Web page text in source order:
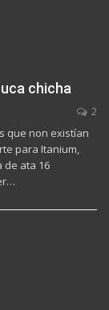
chicha
2
que non existían
para Itanium,
de ata 16